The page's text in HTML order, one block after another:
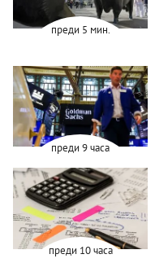
преди 5 мин.
преди 9 часа
преди 10 часа